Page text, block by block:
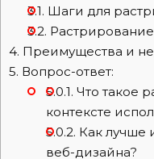
3.1. Шаги для
3.2. Растрирование
4. Преимущества и
5. Вопрос-ответ:
5.0.1. Что такое
контексте
5.0.2. Как лучше
веб-дизайна?